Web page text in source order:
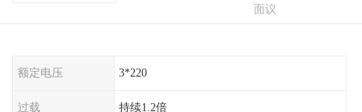
面议
额定电压 3*220
过载 持续1.2倍